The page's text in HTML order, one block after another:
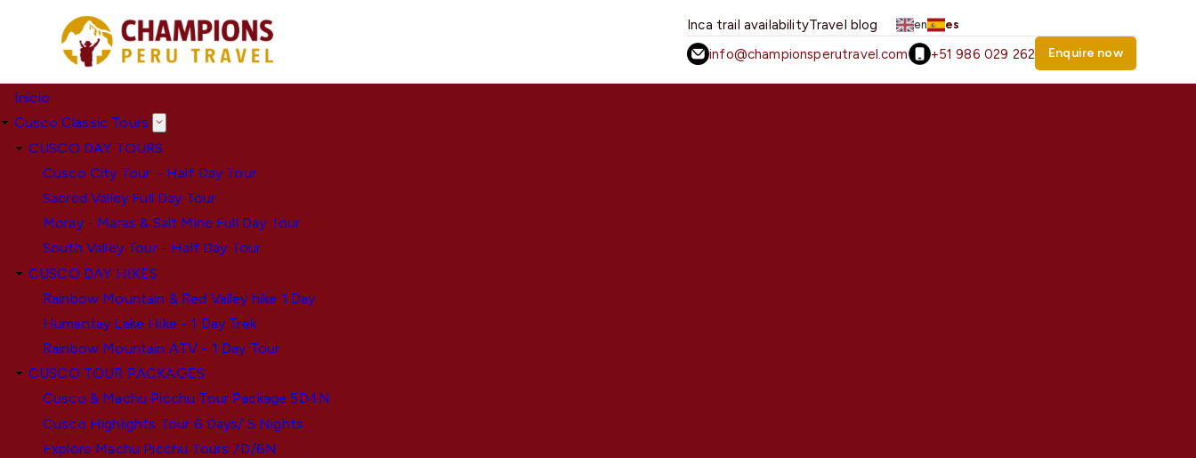
contenido
Inca trail availabilityTravel blog en es
info@championsperutravel.com +51 986 029 262 Enquire now
Inicio
Cusco Classic Tours
CUSCO DAY TOURS
Cusco City Tour – Half Day Tour
Sacred Valley Full Day Tour
Moray - Maras & Salt Mine Full Day Tour
South Valley Tour - Half Day Tour
CUSCO DAY HIKES
Rainbow Mountain & Red Valley hike 1 Day
Humantay Lake Hike - 1 Day Trek
Rainbow Mountain ATV - 1 Day Tour
CUSCO TOUR PACKAGES
Cusco & Machu Picchu Tour Package 5D4N
Cusco Highlights Tour 6 Days/ 5 Nights
Explore Machu Picchu Tours 7D/6N